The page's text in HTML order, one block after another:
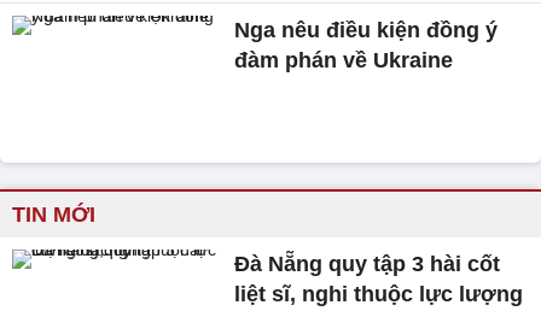
Nga nêu điều kiện đồng ý
đàm phán về Ukraine
TIN MỚI
Đà Nẵng quy tập 3 hài cốt
liệt sĩ, nghi thuộc lực lượng